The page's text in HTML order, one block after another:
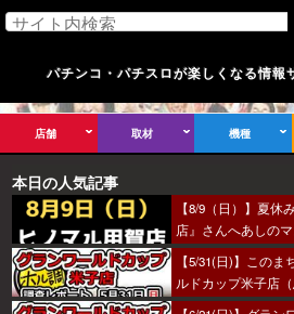
パチンコ・パチスロが楽しくなる情報
店舗 取材 機種
本日の人気記事
【8/9（日）】夏休
店』さんへあしの
【5/31(日)】この
ルドカップ米子店
見！？